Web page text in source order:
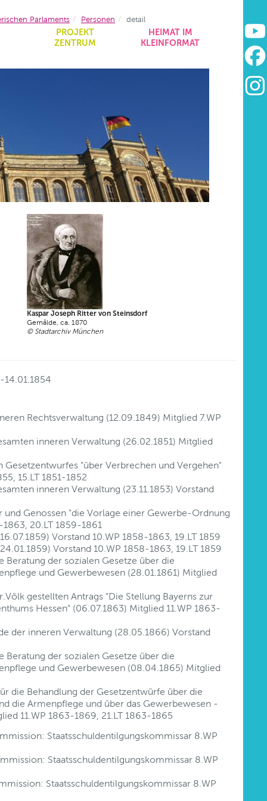
PROJEKT
ZENTRUM
HEIMAT IM
KLEINFORMAT
Parlaments Personen detail
Kaspar Joseph Ritter von Steinsdorf
Gemälde, ca. 1870
© Stadtarchiv München
14.01.1854
Rechtsverwaltung (12.09.1849) Mitglied 7.WP
inneren Verwaltung (26.02.1851) Mitglied
Gesetzentwurfes "über Verbrechen und Vergehen"
15.LT 1851-1852
inneren Verwaltung (23.11.1853) Vorstand
und Genossen "die Vorlage einer Gewerbe-Ordnung
20.LT 1859-1861
Vorstand 10.WP 1858-1863, 19.LT 1859
Vorstand 10.WP 1858-1863, 19.LT 1859
Beratung der sozialen Gesetze über die
und Gewerbewesen (28.01.1861) Mitglied
gestellten Antrags "Die Stellung Bayerns zur
Hessen" (06.07.1863) Mitglied 11.WP 1863-
der inneren Verwaltung (28.05.1866) Vorstand
Beratung der sozialen Gesetze über die
und Gewerbewesen (08.04.1865) Mitglied
die Behandlung der Gesetzentwürfe über die
die Armenpflege und über das Gewerbewesen -
11.WP 1863-1869, 21.LT 1863-1865
Staatsschuldentilgungskommissar 8.WP
Staatsschuldentilgungskommissar 8.WP
Staatsschuldentilgungskommissar 8.WP